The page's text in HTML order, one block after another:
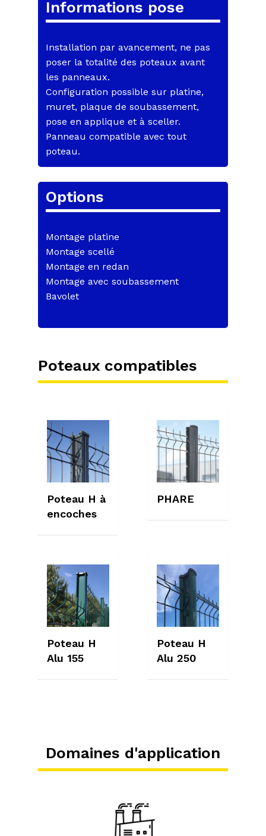
Informations pose
Installation par avancement, ne pas
poser la totalité des poteaux avant
les panneaux.
Configuration possible sur platine,
muret, plaque de soubassement,
pose en applique et à sceller.
Panneau compatible avec tout
poteau.
Options
Montage platine
Montage scellé
Montage en redan
Montage avec soubassement
Bavolet
Poteaux compatibles
Poteau H à
encoches
PHARE
Poteau H
Alu 155
Poteau H
Alu 250
Domaines d'application